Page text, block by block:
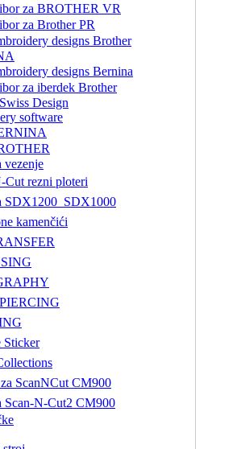
za BROTHER VR
za Brother PR
designs Brother
designs Bernina
za iberdek Brother
Design
software
vezenje
Cut rezni ploteri
SDX1200_SDX1000
kamenčići
Sticker
ScanNCut CM900
Scan-N-Cut2 CM900